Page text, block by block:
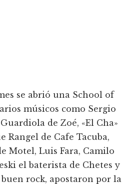
se abrió una School of
músicos como Sergio
de Zoé, «El Cha»
Rangel de Cafe Tacuba,
Motel, Luis Fara, Camilo
el baterista de Chetes y
rock, apostaron por la